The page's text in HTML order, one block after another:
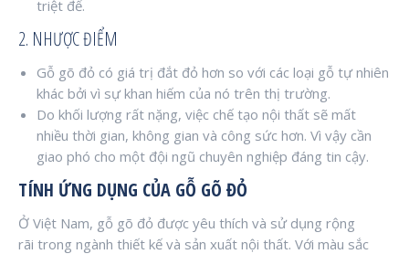
triệt để.
2. NHƯỢC ĐIỂM
Gỗ gõ đỏ có giá trị đắt đỏ hơn so với các loại gỗ tự nhiên
khác bởi vì sự khan hiếm của nó trên thị trường.
Do khối lượng rất nặng, việc chế tạo nội thất sẽ mất
nhiều thời gian, không gian và công sức hơn. Vì vậy cần
giao phó cho một đội ngũ chuyên nghiệp đáng tin cậy.
TÍNH ỨNG DỤNG CỦA GỖ GÕ ĐỎ
Ở Việt Nam, gỗ gõ đỏ được yêu thích và sử dụng rộng
rãi trong ngành thiết kế và sản xuất nội thất. Với màu sắc